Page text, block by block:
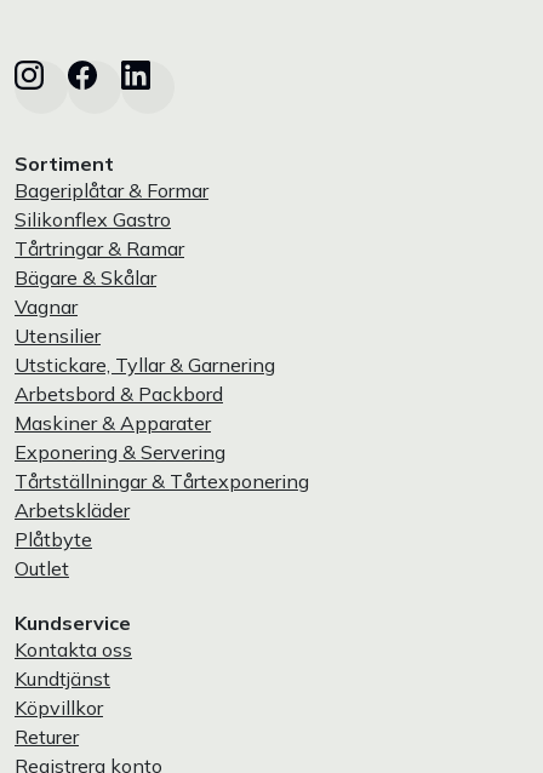
Sortiment
Bageriplåtar & Formar
Silikonflex Gastro
Tårtringar & Ramar
Bägare & Skålar
Vagnar
Utensilier
Utstickare, Tyllar & Garnering
Arbetsbord & Packbord
Maskiner & Apparater
Exponering & Servering
Tårtställningar & Tårtexponering
Arbetskläder
Plåtbyte
Outlet
Kundservice
Kontakta oss
Kundtjänst
Köpvillkor
Returer
Registrera konto